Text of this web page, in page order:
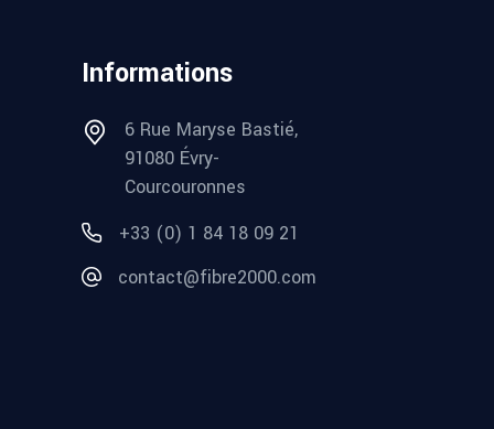
Informations
6 Rue Maryse Bastié,
91080 Évry-
Courcouronnes
+33 (0) 1 84 18 09 21
contact@fibre2000.com